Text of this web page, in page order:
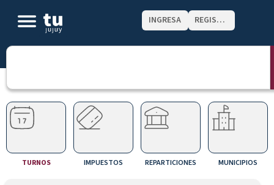
INGRESA REGISTRATE
TURNOS IMPUESTOS REPARTICIONES MUNICIPIOS